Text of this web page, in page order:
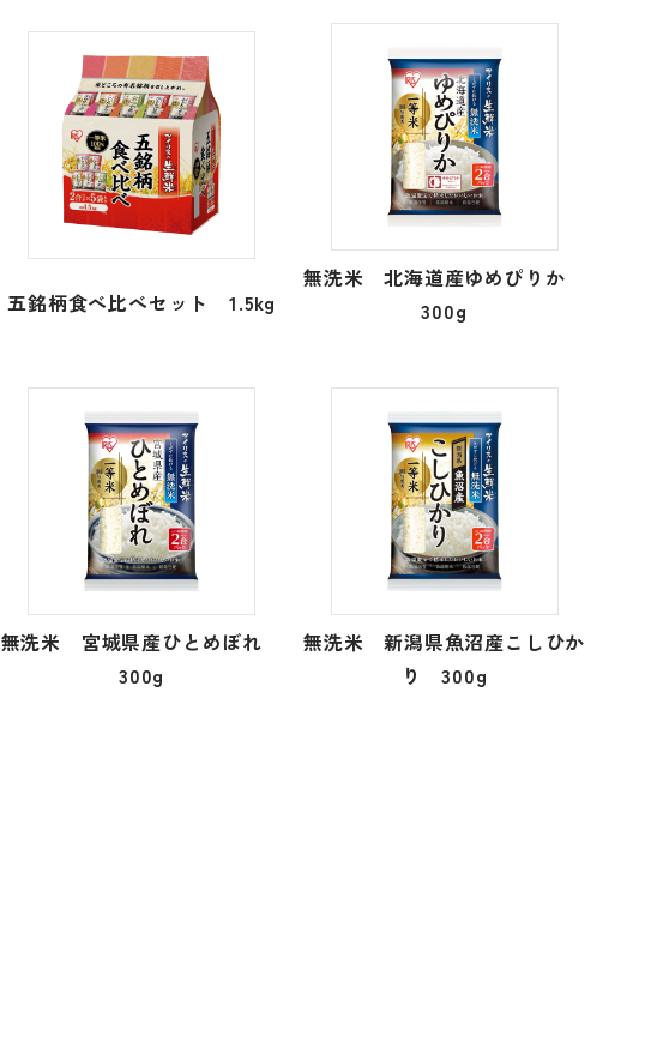
五銘柄食べ比べセット 1.5kg
無洗米 北海道産ゆめぴりか
300g
無洗米 宮城県産ひとめぼれ
300g
無洗米 新潟県魚沼産こしひか
り 300g